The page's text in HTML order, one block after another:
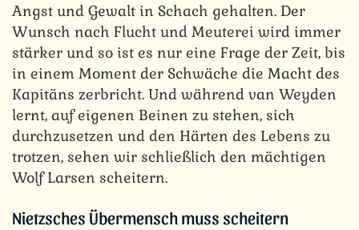
Angst und Gewalt in Schach gehalten. Der
Wunsch nach Flucht und Meuterei wird immer
stärker und so ist es nur eine Frage der Zeit, bis
in einem Moment der Schwäche die Macht des
Kapitäns zerbricht. Und während van Weyden
lernt, auf eigenen Beinen zu stehen, sich
durchzusetzen und den Härten des Lebens zu
trotzen, sehen wir schließlich den mächtigen
Wolf Larsen scheitern.
Nietzsches Übermensch muss scheitern